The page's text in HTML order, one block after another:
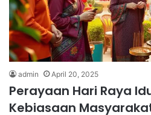
admin April 20, 2025
Perayaan Hari Raya
Kebiasaan